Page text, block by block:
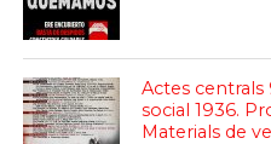
Actes centrals
social 1936.
Materials de